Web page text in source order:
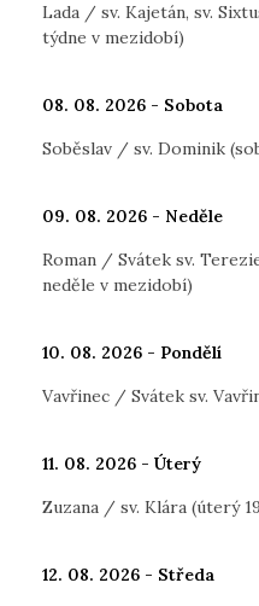
Lada / sv. Kajetán, sv.
týdne v mezidobí)
08. 08. 2026 - Sobota
Soběslav / sv. Dominik
09. 08. 2026 - Neděle
Roman / Svátek sv.
neděle v mezidobí)
10. 08. 2026 - Pondělí
Vavřinec / Svátek sv.
11. 08. 2026 - Úterý
Zuzana / sv. Klára (úterý
12. 08. 2026 - Středa